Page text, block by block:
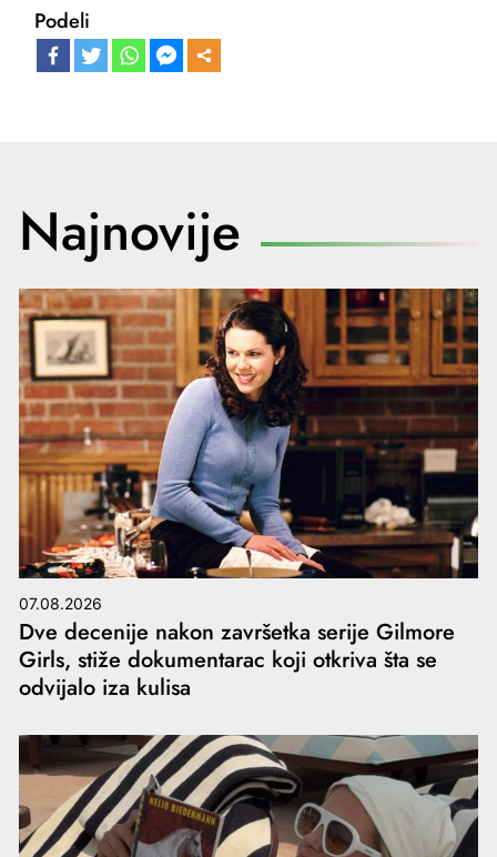
Podeli
Najnovije
07.08.2026
Dve decenije nakon završetka serije Gilmore
Girls, stiže dokumentarac koji otkriva šta se
odvijalo iza kulisa